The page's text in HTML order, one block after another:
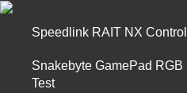
Speedlink RAIT NX
Snakebyte GamePad
Test